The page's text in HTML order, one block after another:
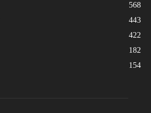
568
443
422
182
154